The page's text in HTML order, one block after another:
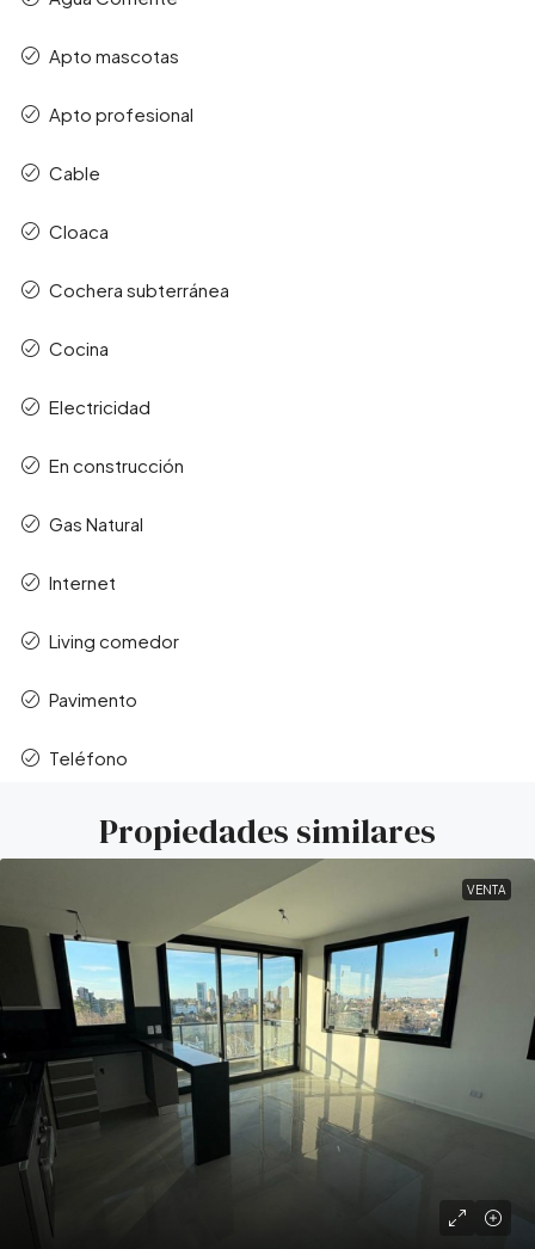
Apto mascotas
Apto profesional
Cable
Cloaca
Cochera subterránea
Cocina
Electricidad
En construcción
Gas Natural
Internet
Living comedor
Pavimento
Teléfono
Propiedades similares
VENTA